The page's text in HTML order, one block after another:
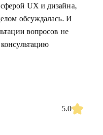
UX и дизайна,
обсуждалась. И
вопросов не
5.0